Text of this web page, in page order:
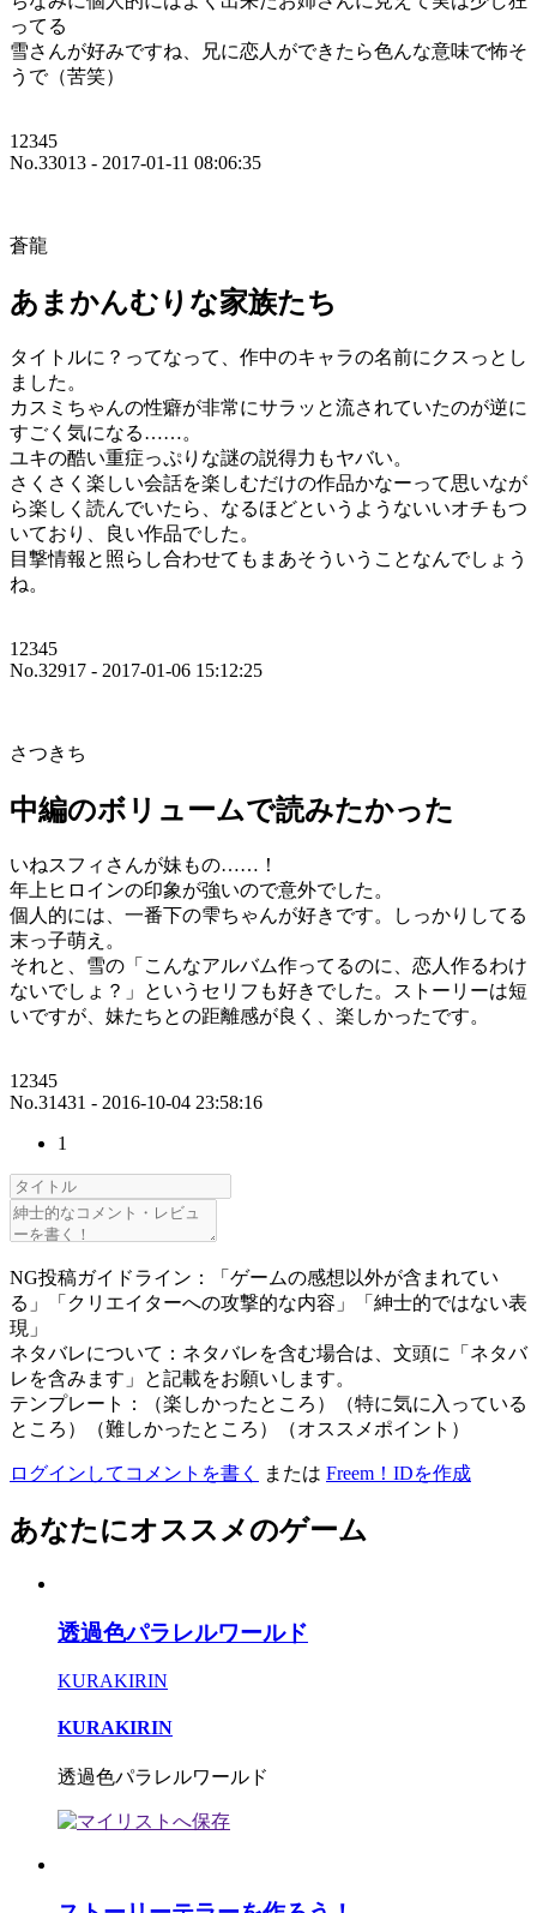
ってる
雪さんが好みですね、兄に恋人ができたら色んな意味で怖そ
うで（苦笑）
12345
No.33013 - 2017-01-11 08:06:35
蒼龍
あまかんむりな家族たち
タイトルに？ってなって、作中のキャラの名前にクスっとし
ました。
カスミちゃんの性癖が非常にサラッと流されていたのが逆に
すごく気になる……。
ユキの酷い重症っぷりな謎の説得力もヤバい。
さくさく楽しい会話を楽しむだけの作品かなーって思いなが
ら楽しく読んでいたら、なるほどというようないいオチもつ
いており、良い作品でした。
目撃情報と照らし合わせてもまあそういうことなんでしょう
ね。
12345
No.32917 - 2017-01-06 15:12:25
さつきち
中編のボリュームで読みたかった
いねスフィさんが妹もの……！
年上ヒロインの印象が強いので意外でした。
個人的には、一番下の雫ちゃんが好きです。しっかりしてる
末っ子萌え。
それと、雪の「こんなアルバム作ってるのに、恋人作るわけ
ないでしょ？」というセリフも好きでした。ストーリーは短
いですが、妹たちとの距離感が良く、楽しかったです。
12345
No.31431 - 2016-10-04 23:58:16
1
NG投稿ガイドライン：「ゲームの感想以外が含まれてい
る」「クリエイターへの攻撃的な内容」「紳士的ではない表
現」
ネタバレについて：ネタバレを含む場合は、文頭に「ネタバ
レを含みます」と記載をお願いします。
テンプレート：（楽しかったところ）（特に気に入っている
ところ）（難しかったところ）（オススメポイント）
ログインしてコメントを書く または Freem！IDを作成
あなたにオススメのゲーム
透過色パラレルワールド
KURAKIRIN
KURAKIRIN
透過色パラレルワールド